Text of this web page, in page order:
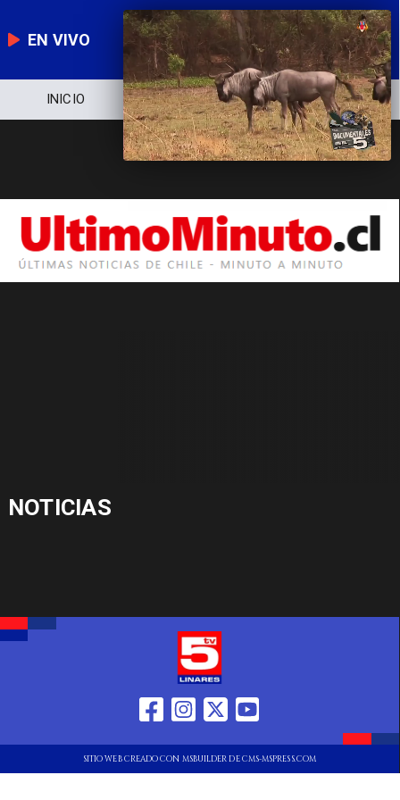
EN VIVO
INICIO NOTICIERO POLÍTICA
NOTICIAS
SITIO WEB CREADO CON MSBUILDER DE CMS-MSPRESS.COM